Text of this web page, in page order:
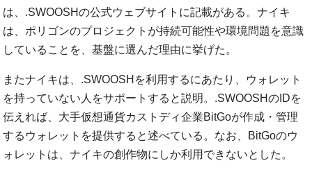
は、.SWOOSHの公式ウェブサイトに記載がある。ナイキ
は、ポリゴンのプロジェクトが持続可能性や環境問題を意識
していることを、基盤に選んだ理由に挙げた。
またナイキは、.SWOOSHを利用するにあたり、ウォレット
を持っていない人をサポートすると説明。.SWOOSHのIDを
伝えれば、大手仮想通貨カストディ企業BitGoが作成・管理
するウォレットを提供すると述べている。なお、BitGoのウ
ォレットは、ナイキの創作物にしか利用できないとした。